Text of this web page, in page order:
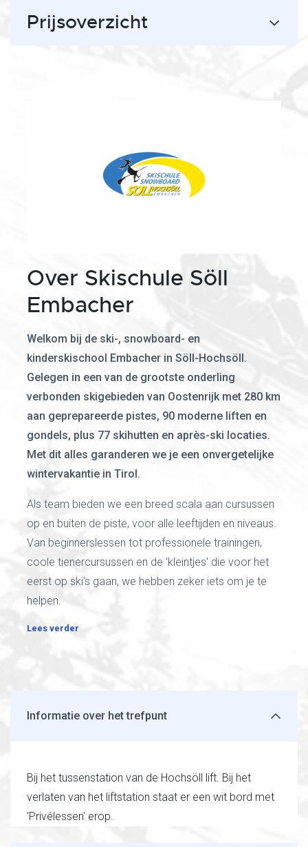
Prijsoverzicht
Over Skischule Söll
Embacher
Welkom bij de ski-, snowboard- en
kinderskischool Embacher in Söll-Hochsöll.
Gelegen in een van de grootste onderling
verbonden skigebieden van Oostenrijk met 280 km
aan geprepareerde pistes, 90 moderne liften en
gondels, plus 77 skihutten en après-ski locaties.
Met dit alles garanderen we je een onvergetelijke
wintervakantie in Tirol.
Als team bieden we een breed scala aan cursussen
op en buiten de piste, voor alle leeftijden en niveaus.
Van beginnerslessen tot professionele trainingen,
coole tienercursussen en de 'kleintjes' die voor het
eerst op ski's gaan, we hebben zeker iets om je te
helpen.
Lees verder
Informatie over het trefpunt
Bij het tussenstation van de Hochsöll lift. Bij het
verlaten van het liftstation staat er een wit bord met
'Privélessen' erop.